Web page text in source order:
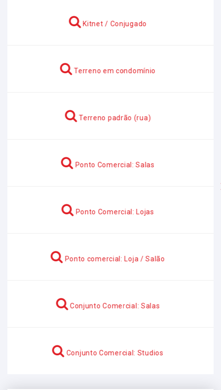
Kitnet / Conjugado
Terreno em condomínio
Terreno padrão (rua)
Ponto Comercial: Salas
Ponto Comercial: Lojas
Ponto comercial: Loja / Salão
Conjunto Comercial: Salas
Conjunto Comercial: Studios